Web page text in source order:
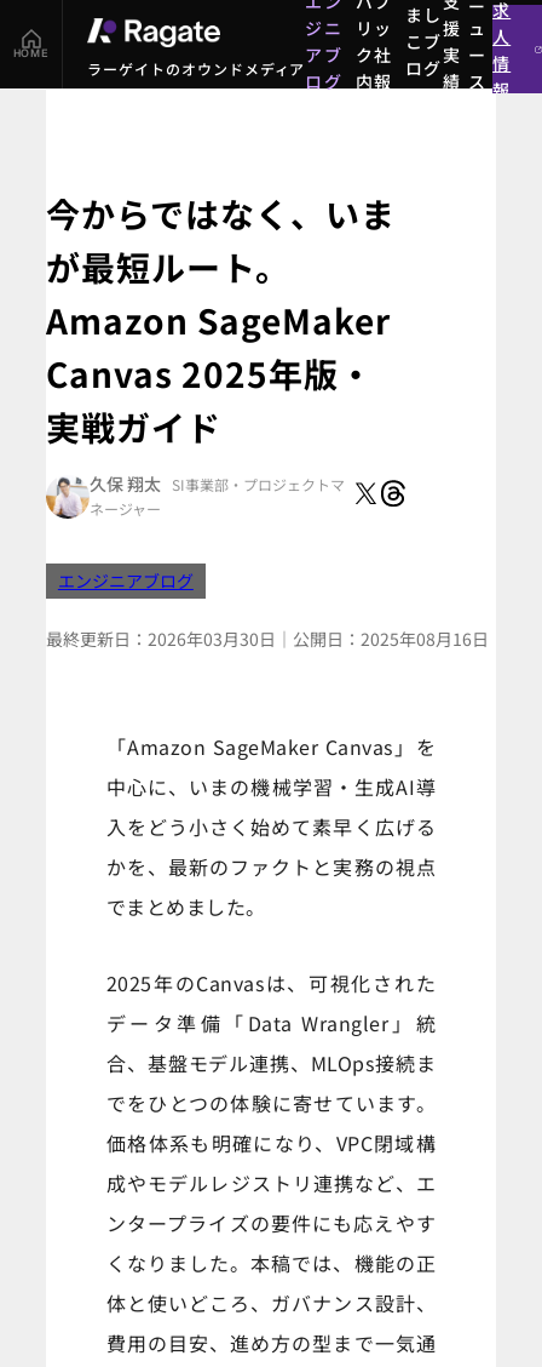
HOME
ラーゲイトのオウンドメディア
ジニ
アブ
ログ
リッ
ク社
内報
まし
こブ
ログ
まし
援
実
績
ュ
ー
ス
求
人
情
報
今からではなく、いま
が最短ルート。
Amazon SageMaker
Canvas 2025年版・
実戦ガイド
久保 翔太 SI事業部・プロジェクトマ
ネージャー
エンジニアブログ
最終更新日： 2026年03月30日 ｜ 公開日： 2025年08月16日
「Amazon SageMaker Canvas」を
中心に、いまの機械学習・生成AI導
入をどう小さく始めて素早く広げる
かを、最新のファクトと実務の視点
でまとめました。
2025年のCanvasは、可視化された
データ準備「Data Wrangler」統
合、基盤モデル連携、MLOps接続ま
でをひとつの体験に寄せています。
価格体系も明確になり、VPC閉域構
成やモデルレジストリ連携など、エ
ンタープライズの要件にも応えやす
くなりました。本稿では、機能の正
体と使いどころ、ガバナンス設計、
費用の目安、進め方の型まで一気通